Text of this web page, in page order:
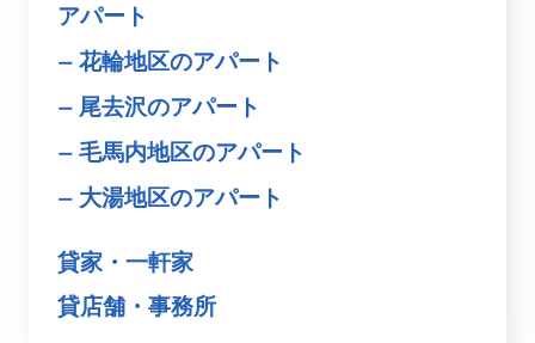
アパート
花輪地区のアパート
尾去沢のアパート
毛馬内地区のアパート
大湯地区のアパート
貸家・一軒家
貸店舗・事務所